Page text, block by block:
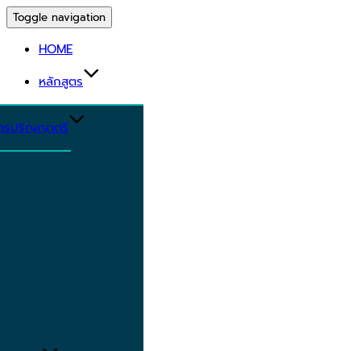
Toggle navigation
HOME
หลักสูตร
รปริญญาตรี